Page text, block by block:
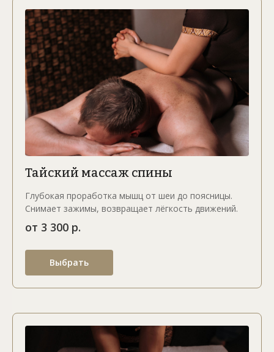
Тайский массаж спины
Глубокая проработка мышц от шеи до поясницы.
Снимает зажимы, возвращает лёгкость движений.
от 3 300 р.
Выбрать